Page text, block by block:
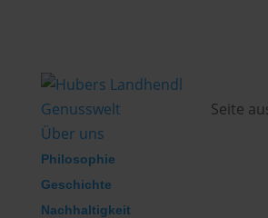
Genusswelt
Über uns
Philosophie
Geschichte
Nachhaltigkeit
Seite